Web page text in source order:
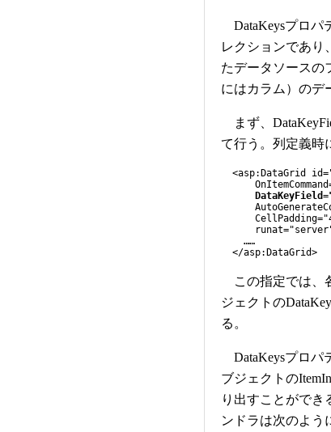
DataKeysプロパ
レクションであり
たデータソースの
にはカラム）のデ
まず、
て行う。列定義時
<asp:DataGrid
……
</asp:DataGrid>
この指定では、
ジェクトの
る。
DataKeysプロパ
ブジェクトの
り出すことができ
ンドラは次のよう